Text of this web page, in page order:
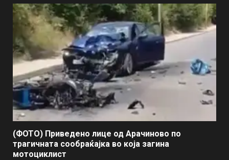
(ФОТО) Приведено лице од Арачиново по
трагичната сообраќајка во која загина
мотоциклист